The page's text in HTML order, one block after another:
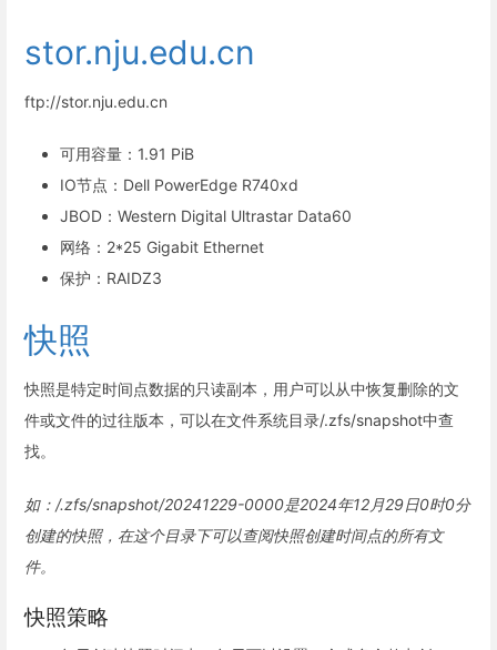
stor.nju.edu.cn
ftp://stor.nju.edu.cn
可用容量：1.91 PiB
IO节点：Dell PowerEdge R740xd
JBOD：Western Digital Ultrastar Data60
网络：2*25 Gigabit Ethernet
保护：RAIDZ3
快照
快照是特定时间点数据的只读副本，用户可以从中恢复删除的文
件或文件的过往版本，可以在文件系统目录/.zfs/snapshot中查
找。
如：/.zfs/snapshot/20241229-0000是2024年12月29日0时0分
创建的快照，在这个目录下可以查阅快照创建时间点的所有文
件。
快照策略